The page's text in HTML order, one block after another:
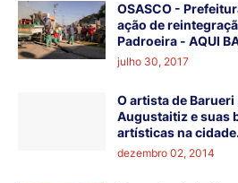
OSASCO -
ação de
Padroeira - AQUI
julho 30, 2017
O artista de
Augustaitiz e suas
artísticas na
dezembro 02, 2014